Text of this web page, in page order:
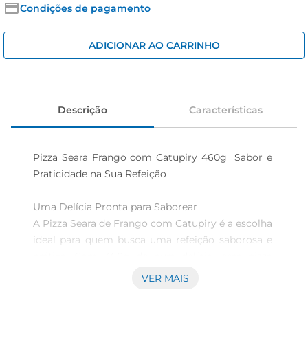
Condições de pagamento
ADICIONAR AO CARRINHO
Descrição Características
Pizza Seara Frango com Catupiry 460g  Sabor e
Praticidade na Sua Refeição
Uma Delícia Pronta para Saborear
A Pizza Seara de Frango com Catupiry é a escolha
ideal para quem busca uma refeição saborosa e
combina osabor do frango desfiado com o
VER MAIS
biscoito
cerveja